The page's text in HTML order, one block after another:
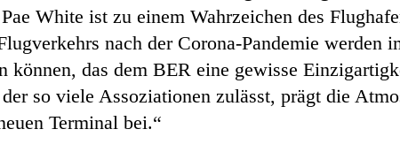
White ist zu einem Wahrzeichen des
nach der Corona-Pandemie werden
können, das dem BER eine gewisse
so viele Assoziationen zulässt, prägt die
Terminal bei.“